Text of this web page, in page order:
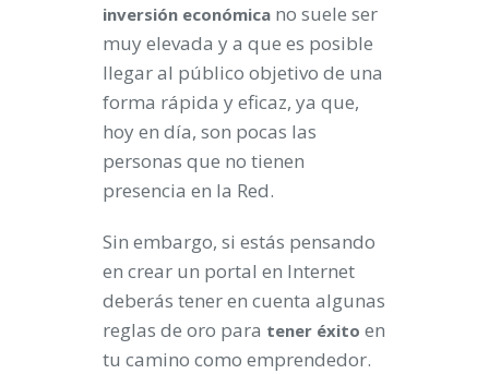
inversión económica no suele ser
muy elevada y a que es posible
llegar al público objetivo de una
forma rápida y eficaz, ya que,
hoy en día, son pocas las
personas que no tienen
presencia en la Red.
Sin embargo, si estás pensando
en crear un portal en Internet
deberás tener en cuenta algunas
reglas de oro para tener éxito en
tu camino como emprendedor.